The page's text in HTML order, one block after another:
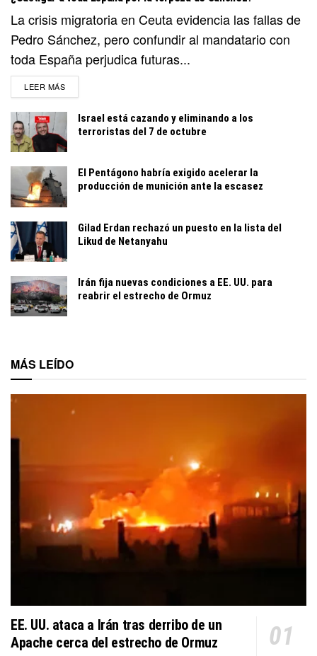
La crisis migratoria en Ceuta evidencia las fallas de
Pedro Sánchez, pero confundir al mandatario con
toda España perjudica futuras...
LEER MÁSDETAILS
Israel está cazando y eliminando a los
terroristas del 7 de octubre
El Pentágono habría exigido acelerar la
producción de munición ante la escasez
Gilad Erdan rechazó un puesto en la lista del
Likud de Netanyahu
Irán fija nuevas condiciones a EE. UU. para
reabrir el estrecho de Ormuz
MÁS LEÍDO
EE. UU. ataca a Irán tras derribo de un
Apache cerca del estrecho de Ormuz